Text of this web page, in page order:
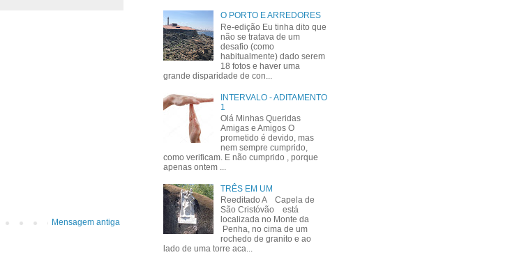
Mensagem antiga
O PORTO E ARREDORES
Re-edição Eu tinha dito que
não se tratava de um
desafio (como
habitualmente) dado serem
18 fotos e haver uma
grande disparidade de con...
INTERVALO - ADITAMENTO
1
Olá Minhas Queridas
Amigas e Amigos O
prometido é devido, mas
nem sempre cumprido,
como verificam. E não cumprido , porque
apenas ontem ...
TRÊS EM UM
Reeditado A Capela de
São Cristóvão está
localizada no Monte da
Penha, no cima de um
rochedo de granito e ao
lado de uma torre aca...